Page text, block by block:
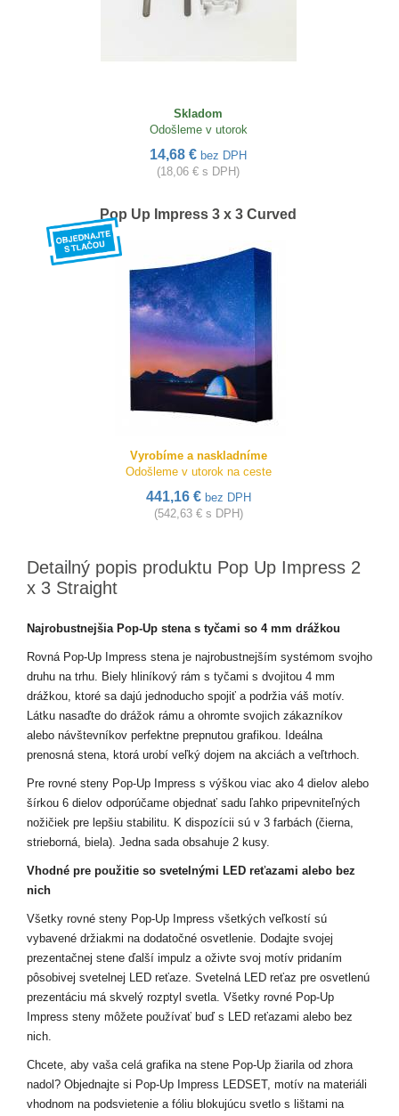
Skladom
Odošleme v utorok
14,68 € bez DPH
(18,06 € s DPH)
Pop Up Impress 3 x 3 Curved
Vyrobíme a naskladníme
Odošleme v utorok na ceste
441,16 € bez DPH
(542,63 € s DPH)
Detailný popis produktu Pop Up Impress 2
x 3 Straight
Najrobustnejšia Pop-Up stena s tyčami so 4 mm drážkou
Rovná Pop-Up Impress stena je najrobustnejším systémom svojho
druhu na trhu. Biely hliníkový rám s tyčami s dvojitou 4 mm
drážkou, ktoré sa dajú jednoducho spojiť a podržia váš motív.
Látku nasaďte do drážok rámu a ohromte svojich zákazníkov
alebo návštevníkov perfektne prepnutou grafikou. Ideálna
prenosná stena, ktorá urobí veľký dojem na akciách a veľtrhoch.
Pre rovné steny Pop-Up Impress s výškou viac ako 4 dielov alebo
šírkou 6 dielov odporúčame objednať sadu ľahko pripevniteľných
nožičiek pre lepšiu stabilitu. K dispozícii sú v 3 farbách (čierna,
strieborná, biela). Jedna sada obsahuje 2 kusy.
Vhodné pre použitie so svetelnými LED reťazami alebo bez
nich
Všetky rovné steny Pop-Up Impress všetkých veľkostí sú
vybavené držiakmi na dodatočné osvetlenie. Dodajte svojej
prezentačnej stene ďalší impulz a oživte svoj motív pridaním
pôsobivej svetelnej LED reťaze. Svetelná LED reťaz pre osvetlenú
prezentáciu má skvelý rozptyl svetla. Všetky rovné Pop-Up
Impress steny môžete používať buď s LED reťazami alebo bez
nich.
Chcete, aby vaša celá grafika na stene Pop-Up žiarila od zhora
nadol? Objednajte si Pop-Up Impress LEDSET, motív na materiáli
vhodnom na podsvietenie a fóliu blokujúcu svetlo s lištami na